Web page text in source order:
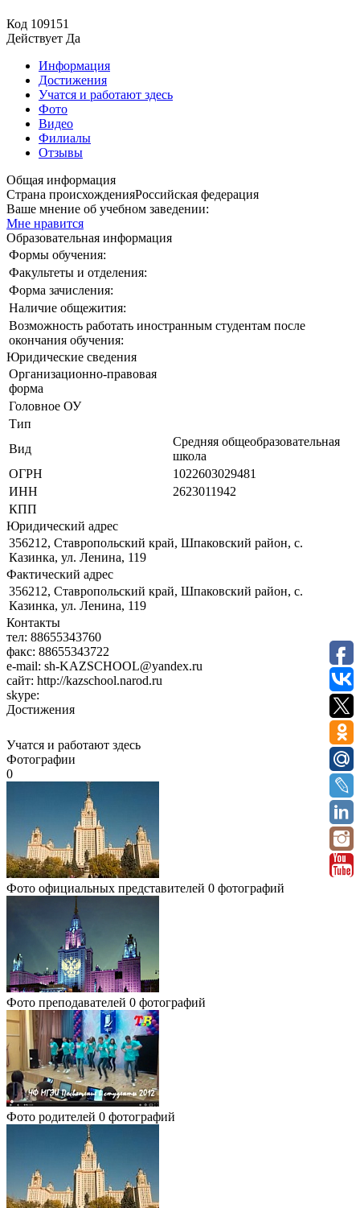
Код 109151
Действует Да
Информация
Достижения
Учатся и работают здесь
Фото
Видео
Филиалы
Отзывы
Общая информация
Страна происхожденияРоссийская федерация
Ваше мнение об учебном заведении:
Мне нравится
Образовательная информация
Формы обучения:
Факультеты и отделения:
Форма зачисления:
Наличие общежития:
Возможность работать иностранным студентам после
окончания обучения:
Юридические сведения
Организационно-правовая
форма
Головное ОУ
Тип
Вид
Средняя общеобразовательная
школа
ОГРН
1022603029481
ИНН
2623011942
КПП
Юридический адрес
356212, Ставропольский край, Шпаковский район, с.
Казинка, ул. Ленина, 119
Фактический адрес
356212, Ставропольский край, Шпаковский район, с.
Казинка, ул. Ленина, 119
Контакты
тел: 88655343760
факс: 88655343722
e-mail: sh-KAZSCHOOL@yandex.ru
сайт: http://kazschool.narod.ru
skype:
Достижения
Учатся и работают здесь
Фотографии
0
Фото официальных представителей 0 фотографий
Фото преподавателей 0 фотографий
Фото родителей 0 фотографий